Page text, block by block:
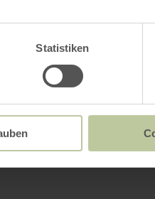
Statistiken